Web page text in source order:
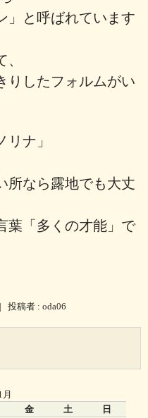
呼ばれています
ォルムがい
リナ」
露地でも大丈
葉「多くの才能」で
| 投稿者 : oda06
月
金 土 日